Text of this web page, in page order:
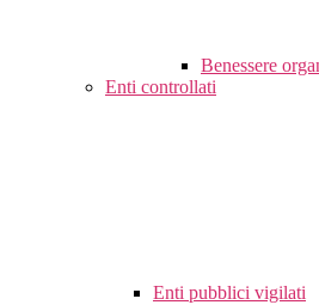
Benessere
Enti controllati
Enti pubblici vigilati